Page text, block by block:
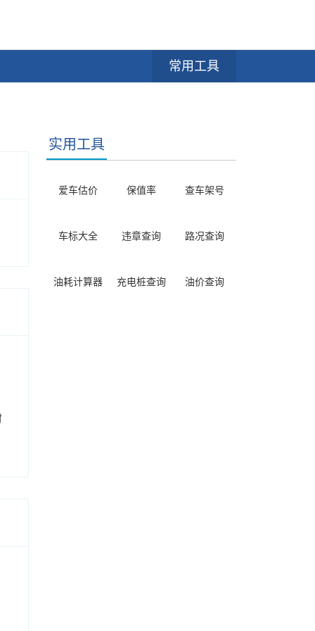
常用工具
实用工具
爱车估价 保值率 查车架号
车标大全 违章查询 路况查询
油耗计算器 充电桩查询 油价查询